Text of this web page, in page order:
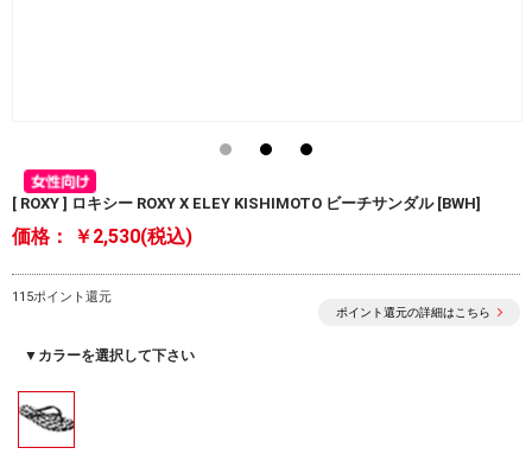
[ ROXY ] ロキシー ROXY X ELEY KISHIMOTO ビーチサンダル [BWH]
価格： ￥2,530(税込)
115ポイント還元
ポイント還元の詳細はこちら
▼カラーを選択して下さい